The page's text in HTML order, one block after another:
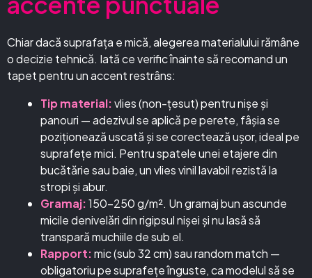
Chiar dacă suprafața e mică, alegerea materialului rămâne
o decizie tehnică. Iată ce verific înainte să recomand un
tapet pentru un accent restrâns:
Tip material:vlies (non-țesut) pentru nișe și
panouri — adezivul se aplică pe perete, fâșia se
poziționează uscată și se corectează ușor, ideal pe
suprafețe mici. Pentru spatele unei etajere din
bucătărie sau baie, un vlies vinil lavabil rezistă la
stropi și abur.
Gramaj:150–250 g/m². Un gramaj bun ascunde
micile denivelări din rigipsul nișei și nu lasă să
transpară muchiile de sub el.
Rapport:mic (sub 32 cm) sau random match —
obligatoriu pe suprafețe înguste, ca modelul să se